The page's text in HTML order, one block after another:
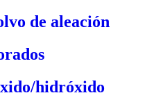
de aleación
hidróxido